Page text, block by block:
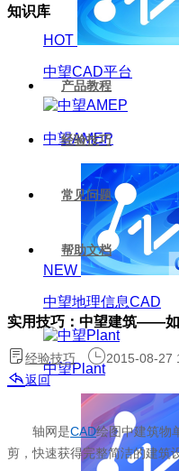
HOT
中望CAD平台
中望AMEP
NEW
中望地理信息CAD
中望Plant
知识库
产品教程
经验技巧
常见问题
帮助文档
实用技巧：中望建筑——如
经验技巧 2015-08-27
返回
轴网是CAD绘图中建筑物
剪，快速获得完整简洁的建筑